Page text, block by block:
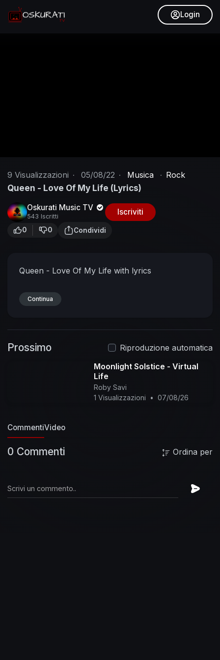
Login
9 Visualizzazioni · 05/08/22 · Musica · Rock
Queen - Love Of My Life (Lyrics)
Oskurati Music TV
543 Iscritti Iscriviti
0 0 Condividi
Queen - Love Of My Life with lyrics
Continua
Prossimo
Riproduzione automatica
Moonlight Solstice - Virtual
Life
Roby Savi
1 Visualizzazioni
• 07/08/26
CommentiVideo
0 Commenti Ordina per